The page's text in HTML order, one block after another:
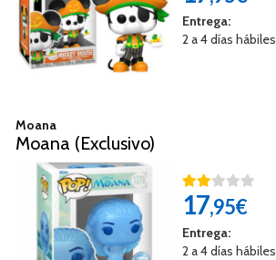
Entrega:
2 a 4 días hábiles
Moana
Moana (Exclusivo)
17,95€
Entrega:
2 a 4 días hábiles